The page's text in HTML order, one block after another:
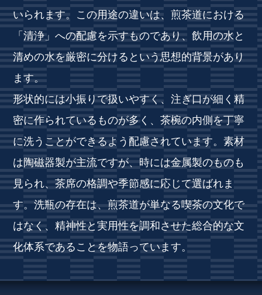
いられます。この用途の違いは、煎茶道における
「清浄」への配慮を示すものであり、飲用の水と
清めの水を厳密に分けるという思想的背景があり
ます。
形状的には小振りで扱いやすく、注ぎ口が細く精
密に作られているものが多く、茶椀の内側を丁寧
に洗うことができるよう配慮されています。素材
は陶磁器製が主流ですが、時には金属製のものも
見られ、茶席の格調や季節感に応じて選ばれま
す。洗瓶の存在は、煎茶道が単なる喫茶の文化で
はなく、精神性と実用性を調和させた総合的な文
化体系であることを物語っています。